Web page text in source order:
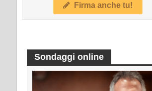
Firma anche tu!
Sondaggi online